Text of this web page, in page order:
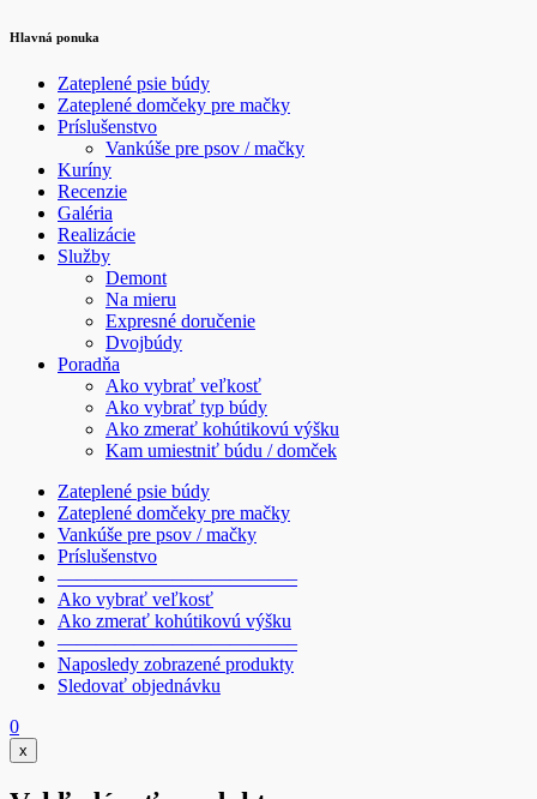
Hlavná ponuka
Zateplené psie búdy
Zateplené domčeky pre mačky
Príslušenstvo
Vankúše pre psov / mačky
Kuríny
Recenzie
Galéria
Realizácie
Služby
Demont
Na mieru
Expresné doručenie
Dvojbúdy
Poradňa
Ako vybrať veľkosť
Ako vybrať typ búdy
Ako zmerať kohútikovú výšku
Kam umiestniť búdu / domček
Zateplené psie búdy
Zateplené domčeky pre mačky
Vankúše pre psov / mačky
Príslušenstvo
————————————–
Ako vybrať veľkosť
Ako zmerať kohútikovú výšku
————————————–
Naposledy zobrazené produkty
Sledovať objednávku
0
x